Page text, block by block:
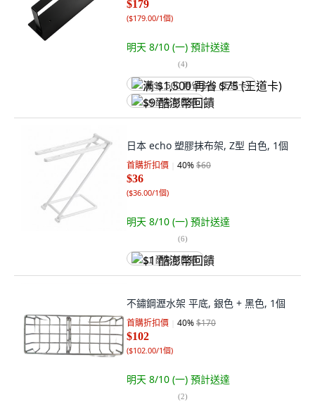
$179
($179.00/1個)
明天 8/10 (一) 預計送達
(4)
满 $1,500 再省 $75 (王道卡)
$9 酷澎幣回饋
日本 echo 塑膠抹布架, Z型 白色, 1個
首購折扣價 40%$60
$36
($36.00/1個)
明天 8/10 (一) 預計送達
(6)
$1 酷澎幣回饋
不鏽鋼瀝水架 平底, 銀色 + 黑色, 1個
首購折扣價 40%$170
$102
($102.00/1個)
明天 8/10 (一) 預計送達
(2)